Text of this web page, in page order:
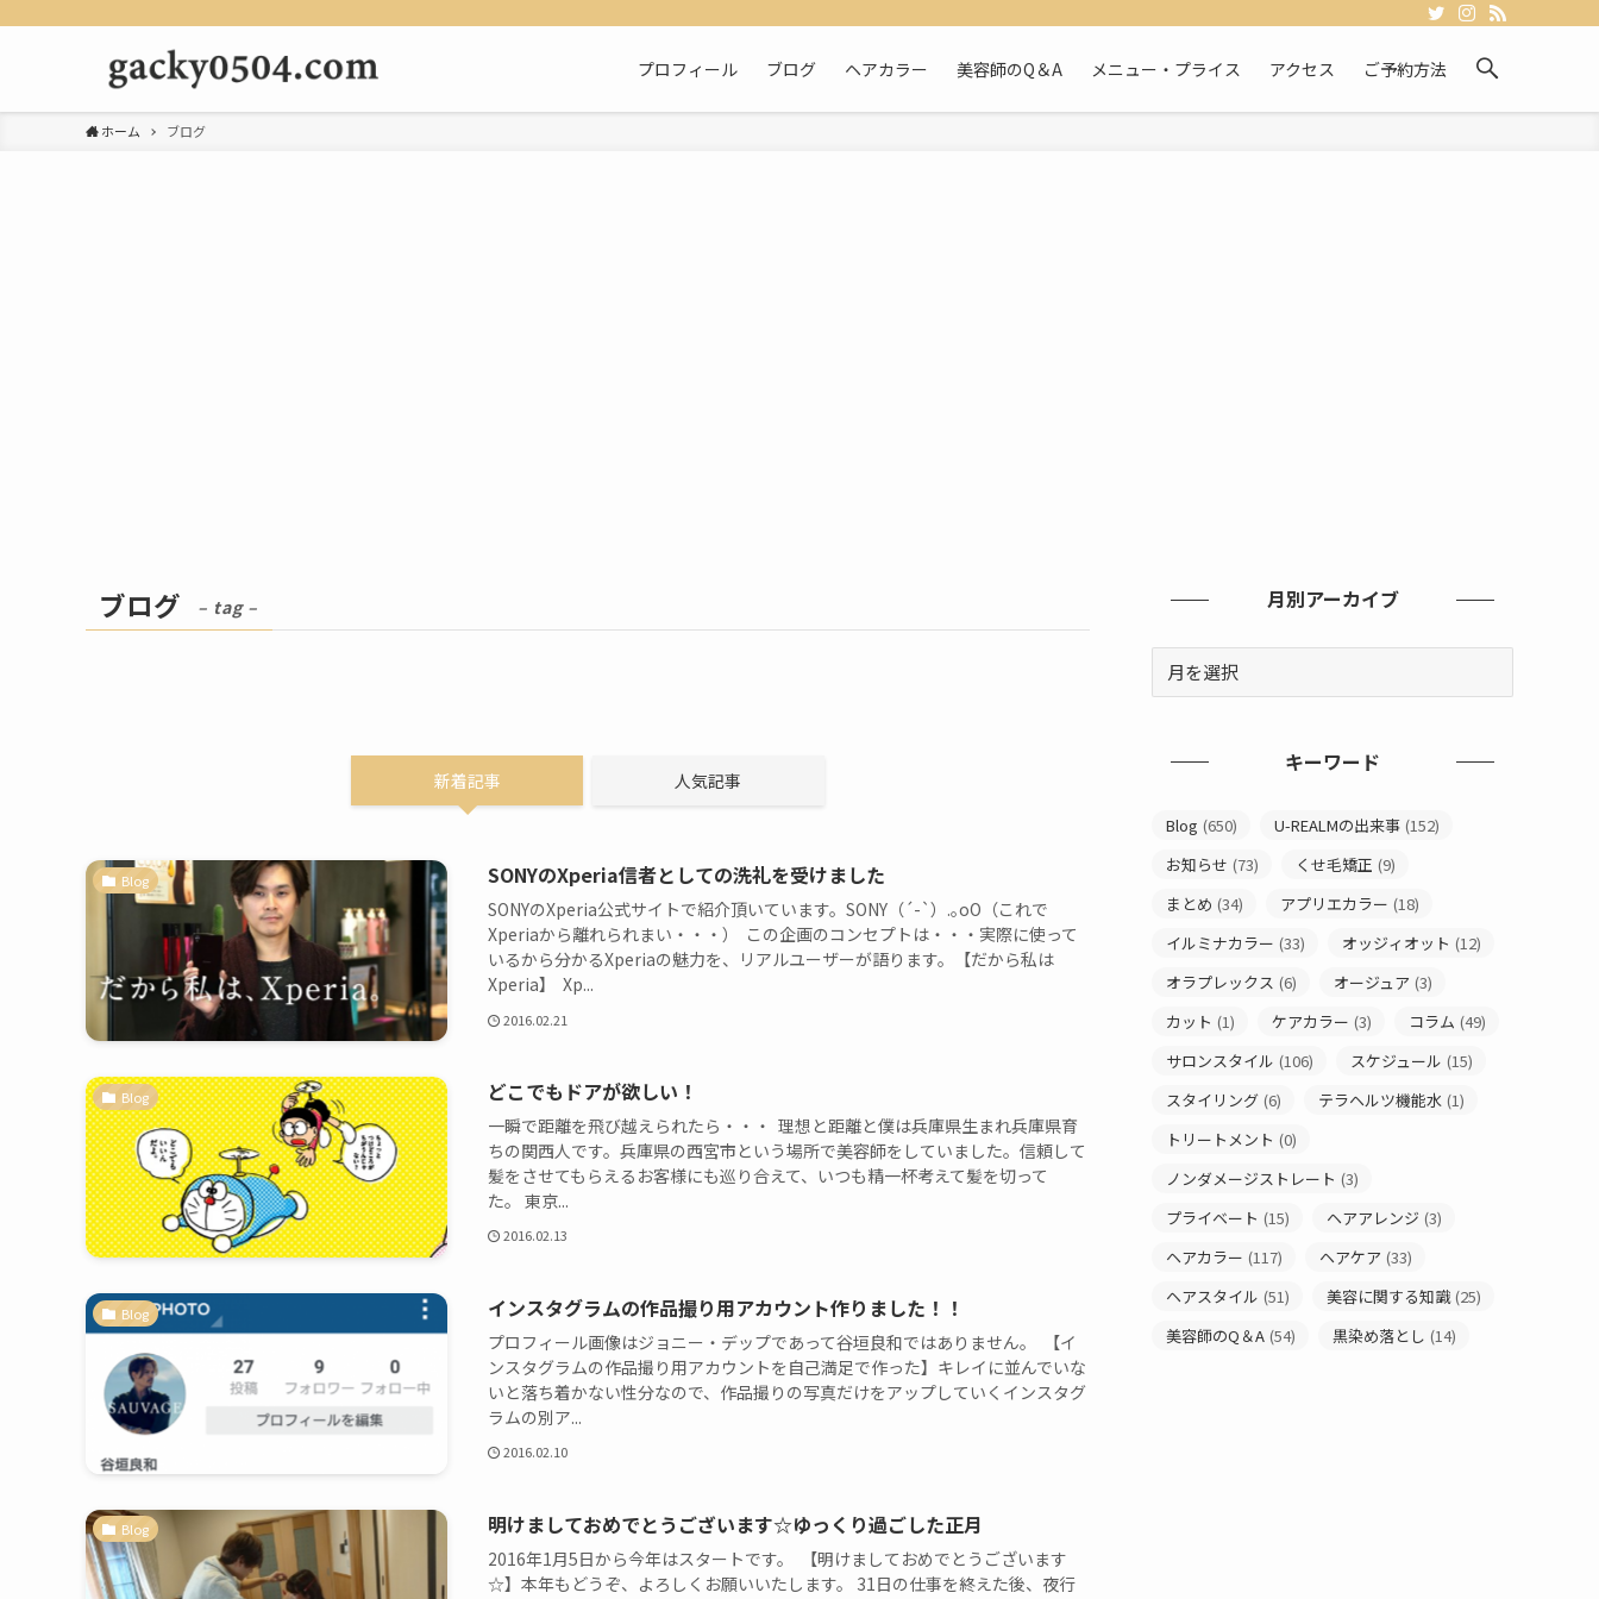
プロフィール ブログ ヘアカラー 美容師のQ＆A メニュー・プライス アクセス ご予約方法
ホーム ブログ
ブログ – tag –
新着記事 人気記事
Blog SONYのXperia信者としての洗礼を受けました
SONYのXperia公式サイトで紹介頂いています。SONY（´-`）.｡oO（これで
Xperiaから離れられまい・・・） この企画のコンセプトは・・・実際に使って
いるから分かるXperiaの魅力を、リアルユーザーが語ります。【だから私は
Xperia】 Xp...
2016.02.21
Blog どこでもドアが欲しい！
一瞬で距離を飛び越えられたら・・・ 理想と距離と僕は兵庫県生まれ兵庫県育
ちの関西人です。兵庫県の西宮市という場所で美容師をしていました。信頼して
髪をさせてもらえるお客様にも巡り合えて、いつも精一杯考えて髪を切って
た。 東京...
2016.02.13
Blog インスタグラムの作品撮り用アカウント作りました！！
プロフィール画像はジョニー・デップであって谷垣良和ではありません。 【イ
ンスタグラムの作品撮り用アカウントを自己満足で作った】キレイに並んでいな
いと落ち着かない性分なので、作品撮りの写真だけをアップしていくインスタグ
ラムの別ア...
2016.02.10
Blog 明けましておめでとうございます☆ゆっくり過ごした正月
2016年1月5日から今年はスタートです。 【明けましておめでとうございます
☆】本年もどうぞ、よろしくお願いいたします。 31日の仕事を終えた後、夜行
月別アーカイブ
キーワード
Blog (650) U-REALMの出来事 (152)
お知らせ (73) くせ毛矯正 (9)
まとめ (34) アプリエカラー (18)
イルミナカラー (33) オッジィオット (12)
オラプレックス (6) オージュア (3)
カット (1) ケアカラー (3) コラム (49)
サロンスタイル (106) スケジュール (15)
スタイリング (6) テラヘルツ機能水 (1)
トリートメント (0)
ノンダメージストレート (3)
プライベート (15) ヘアアレンジ (3)
ヘアカラー (117) ヘアケア (33)
ヘアスタイル (51) 美容に関する知識 (25)
美容師のQ＆A (54) 黒染め落とし (14)